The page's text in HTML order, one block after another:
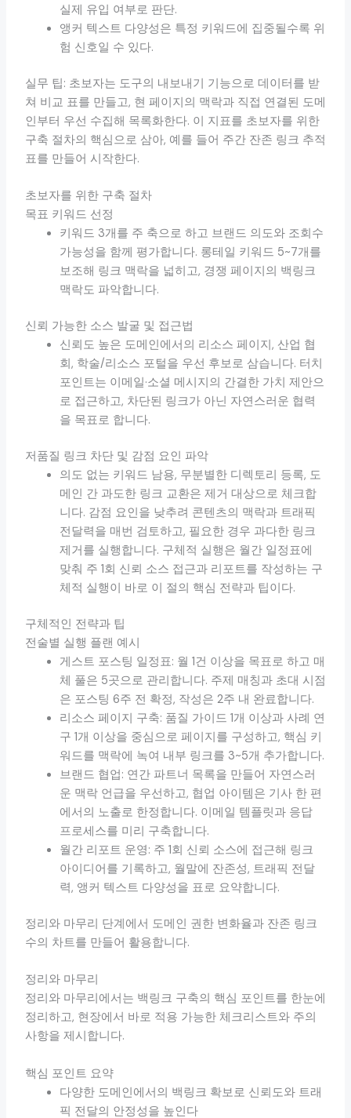
실제 유입 여부로 판단.
앵커 텍스트 다양성은 특정 키워드에 집중될수록 위
험 신호일 수 있다.
실무 팁: 초보자는 도구의 내보내기 기능으로 데이터를 받
쳐 비교 표를 만들고, 현 페이지의 맥락과 직접 연결된 도메
인부터 우선 수집해 목록화한다. 이 지표를 초보자를 위한
구축 절차의 핵심으로 삼아, 예를 들어 주간 잔존 링크 추적
표를 만들어 시작한다.
초보자를 위한 구축 절차
목표 키워드 선정
키워드 3개를 주 축으로 하고 브랜드 의도와 조회수
가능성을 함께 평가합니다. 롱테일 키워드 5~7개를
보조해 링크 맥락을 넓히고, 경쟁 페이지의 백링크
맥락도 파악합니다.
신뢰 가능한 소스 발굴 및 접근법
신뢰도 높은 도메인에서의 리소스 페이지, 산업 협
회, 학술/리소스 포털을 우선 후보로 삼습니다. 터치
포인트는 이메일·소셜 메시지의 간결한 가치 제안으
로 접근하고, 차단된 링크가 아닌 자연스러운 협력
을 목표로 합니다.
저품질 링크 차단 및 감점 요인 파악
의도 없는 키워드 남용, 무분별한 디렉토리 등록, 도
메인 간 과도한 링크 교환은 제거 대상으로 체크합
니다. 감점 요인을 낮추려 콘텐츠의 맥락과 트래픽
전달력을 매번 검토하고, 필요한 경우 과다한 링크
제거를 실행합니다. 구체적 실행은 월간 일정표에
맞춰 주 1회 신뢰 소스 접근과 리포트를 작성하는 구
체적 실행이 바로 이 절의 핵심 전략과 팁이다.
구체적인 전략과 팁
전술별 실행 플랜 예시
게스트 포스팅 일정표: 월 1건 이상을 목표로 하고 매
체 풀은 5곳으로 관리합니다. 주제 매칭과 초대 시점
은 포스팅 6주 전 확정, 작성은 2주 내 완료합니다.
리소스 페이지 구축: 품질 가이드 1개 이상과 사례 연
구 1개 이상을 중심으로 페이지를 구성하고, 핵심 키
워드를 맥락에 녹여 내부 링크를 3~5개 추가합니다.
브랜드 협업: 연간 파트너 목록을 만들어 자연스러
운 맥락 언급을 우선하고, 협업 아이템은 기사 한 편
에서의 노출로 한정합니다. 이메일 템플릿과 응답
프로세스를 미리 구축합니다.
월간 리포트 운영: 주 1회 신뢰 소스에 접근해 링크
아이디어를 기록하고, 월말에 잔존성, 트래픽 전달
력, 앵커 텍스트 다양성을 표로 요약합니다.
정리와 마무리 단계에서 도메인 권한 변화율과 잔존 링크
수의 차트를 만들어 활용합니다.
정리와 마무리
정리와 마무리에서는 백링크 구축의 핵심 포인트를 한눈에
정리하고, 현장에서 바로 적용 가능한 체크리스트와 주의
사항을 제시합니다.
핵심 포인트 요약
다양한 도메인에서의 백링크 확보로 신뢰도와 트래
픽 전달의 안정성을 높인다